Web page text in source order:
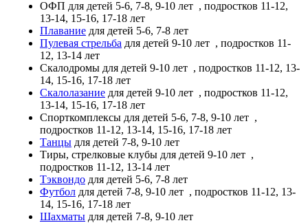
ОФП для детей 5-6, 7-8, 9-10 лет , подростков 11-12,
13-14, 15-16, 17-18 лет
Плавание для детей 5-6, 7-8 лет
Пулевая стрельба для детей 9-10 лет , подростков 11-
12, 13-14 лет
Скалодромы для детей 9-10 лет , подростков 11-12, 13-
14, 15-16, 17-18 лет
Скалолазание для детей 9-10 лет , подростков 11-12,
13-14, 15-16, 17-18 лет
Спорткомплексы для детей 5-6, 7-8, 9-10 лет ,
подростков 11-12, 13-14, 15-16, 17-18 лет
Танцы для детей 7-8, 9-10 лет
Тиры, стрелковые клубы для детей 9-10 лет ,
подростков 11-12, 13-14 лет
Тэквондо для детей 5-6, 7-8 лет
Футбол для детей 7-8, 9-10 лет , подростков 11-12, 13-
14, 15-16, 17-18 лет
Шахматы для детей 7-8, 9-10 лет